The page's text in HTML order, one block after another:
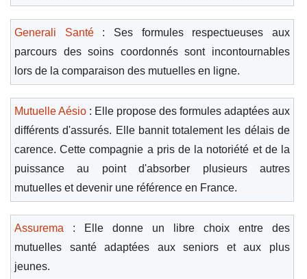
Generali Santé: Ses formules respectueuses aux
parcours des soins coordonnés sont incontournables
lors de la comparaison des mutuelles en ligne.
Mutuelle Aésio : Elle propose des formules adaptées aux
différents d'assurés. Elle bannit totalement les délais de
carence. Cette compagnie a pris de la notoriété et de la
puissance au point d'absorber plusieurs autres
mutuelles et devenir une référence en France.
Assurema : Elle donne un libre choix entre des
mutuelles santé adaptées aux seniors et aux plus
jeunes.